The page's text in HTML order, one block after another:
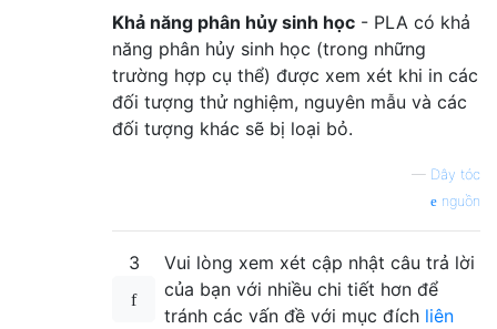
Khả năng phân hủy sinh học - PLA có khả
năng phân hủy sinh học (trong những
trường hợp cụ thể) được xem xét khi in các
đối tượng thử nghiệm, nguyên mẫu và các
đối tượng khác sẽ bị loại bỏ.
— Dây tóc
nguồn
3
Vui lòng xem xét cập nhật câu trả lời
của bạn với nhiều chi tiết hơn để
tránh các vấn đề với mục đích liên